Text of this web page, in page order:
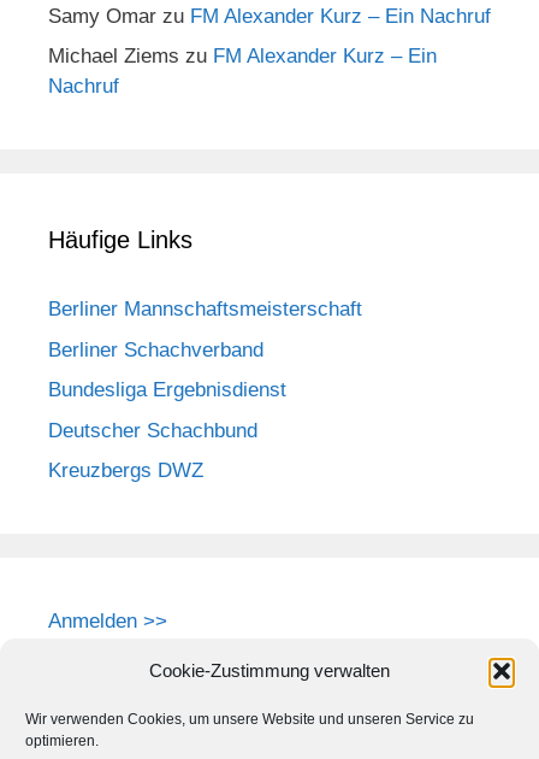
Cookie-Zustimmung verwalten
Wir verwenden Cookies, um unsere Website und unseren Service zu
optimieren.
Samy Omar zu FM Alexander Kurz – Ein Nachruf
Michael Ziems zu FM Alexander Kurz – Ein
Nachruf
Häufige Links
Berliner Mannschaftsmeisterschaft
Berliner Schachverband
Bundesliga Ergebnisdienst
Deutscher Schachbund
Kreuzbergs DWZ
Anmelden >>